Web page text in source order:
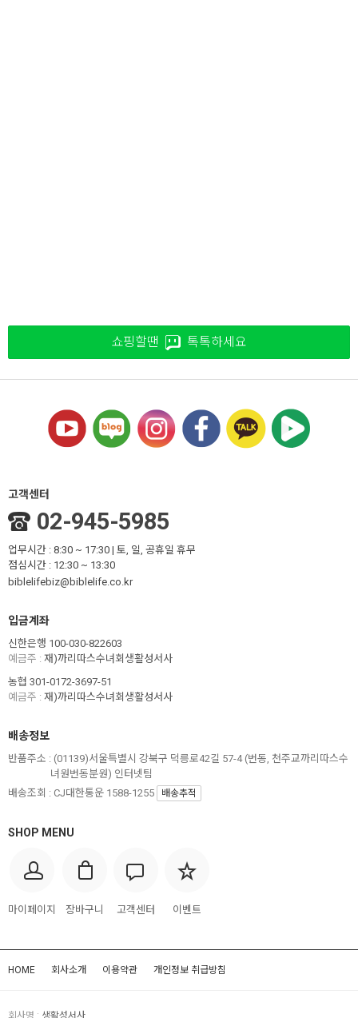
쇼핑할땐 톡톡하세요
고객센터
02-945-5985
업무시간 : 8:30 ~ 17:30 | 토, 일, 공휴일 휴무
점심시간 : 12:30 ~ 13:30
biblelifebiz@biblelife.co.kr
입금계좌
신한은행 100-030-822603
예금주 : 재)까리따스수녀회생활성서사
농협 301-0172-3697-51
예금주 : 재)까리따스수녀회생활성서사
SHOP MENU
마이페이지 장바구니 고객센터 이벤트
배송정보
반품주소 : (01139)서울특별시 강북구 덕릉로42길 57-4 (번동, 천주교까리따스수
녀원번동분원) 인터넷팀
배송조회 : CJ대한통운 1588-1255
배송추적
HOME 회사소개 이용약관 개인정보 취급방침